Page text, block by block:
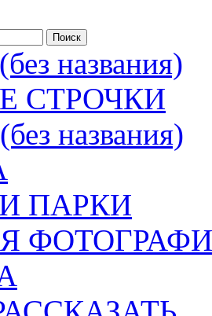
названия)
СТРОЧКИ
названия)
ПАРКИ